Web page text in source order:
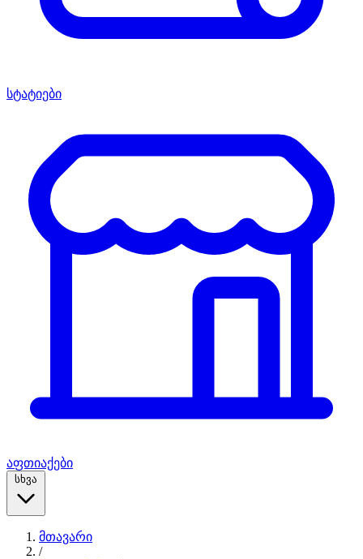
სტატიები
აფთიაქები
სხვა
მთავარი
/